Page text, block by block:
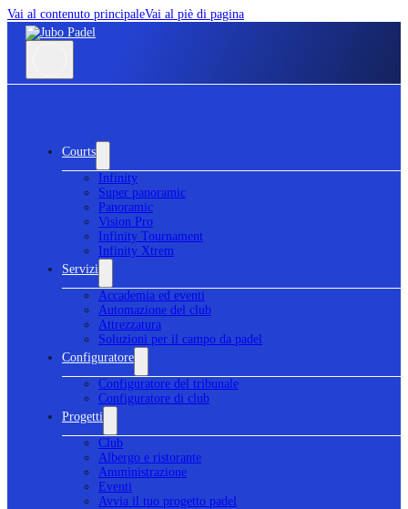
Vai al contenuto principaleVai al piè di pagina
Courts
Infinity
Super panoramic
Panoramic
Vision Pro
Infinity Tournament
Infinity Xtrem
Servizi
Accademia ed eventi
Automazione del club
Attrezzatura
Soluzioni per il campo da padel
Configuratore
Configuratore del tribunale
Configuratore di club
Progetti
Club
Albergo e ristorante
Amministrazione
Eventi
Avvia il tuo progetto padel